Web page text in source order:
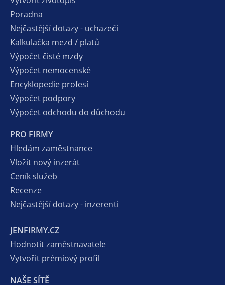
Poradna
Nejčastější dotazy - uchazeči
Kalkulačka mezd / platů
Výpočet čisté mzdy
Výpočet nemocenské
Encyklopedie profesí
Výpočet podpory
Výpočet odchodu do důchodu
PRO FIRMY
Hledám zaměstnance
Vložit nový inzerát
Ceník služeb
Recenze
Nejčastější dotazy - inzerenti
JENFIRMY.CZ
Hodnotit zaměstnavatele
Vytvořit prémiový profil
NAŠE SÍTĚ